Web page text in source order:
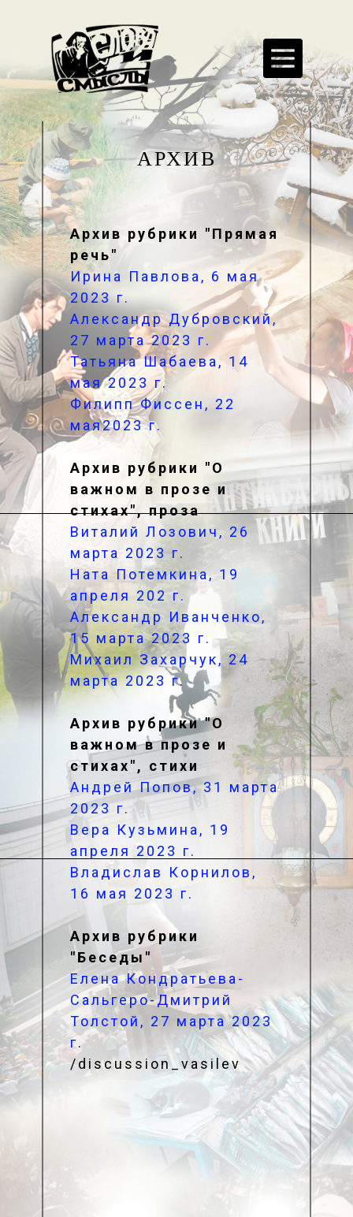
АРХИВ
Архив рубрики "Прямая
речь"
Ирина Павлова, 6 мая
2023 г.
Александр Дубровский,
27 марта 2023 г.
Татьяна Шабаева, 14
мая 2023 г.
Филипп Фиссен, 22
мая2023 г.
Архив рубрики "О
важном в прозе и
стихах", проза
Виталий Лозович, 26
марта 2023 г.
Ната Потемкина, 19
апреля 202 г.
Александр Иванченко,
15 марта 2023 г.
Михаил Захарчук, 24
марта 2023 г.
Архив рубрики "О
важном в прозе и
стихах", стихи
Андрей Попов, 31 марта
2023 г.
Вера Кузьмина, 19
апреля 2023 г.
Владислав Корнилов,
16 мая 2023 г.
Архив рубрики
"Беседы"
Елена Кондратьева-
Сальгеро-Дмитрий
Толстой, 27 марта 2023
г.
/discussion_vasilev